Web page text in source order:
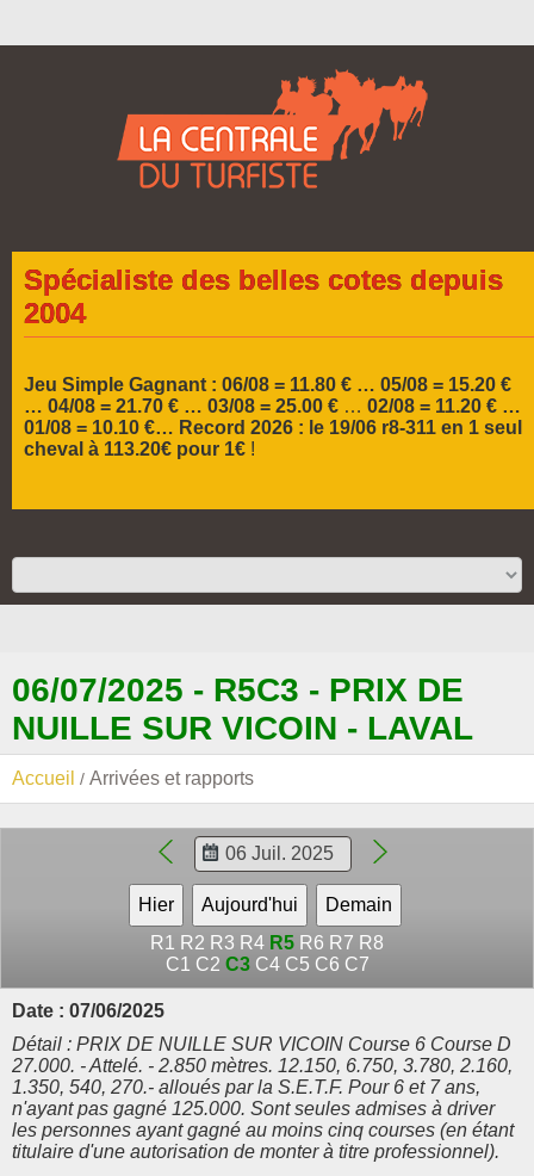
Spécialiste des belles cotes depuis
2004
Jeu Simple Gagnant : 06/08 = 11.80 € … 05/08 = 15.20 €
… 04/08 = 21.70 € … 03/08 = 25.00 € … 02/08 = 11.20 € …
01/08 = 10.10 €… Record 2026 : le 19/06 r8-311 en 1 seul
cheval à 113.20€ pour 1€ !
06/07/2025 - R5C3 - PRIX DE
NUILLE SUR VICOIN - LAVAL
Accueil Arrivées et rapports
R1 R2 R3 R4 R5 R6 R7 R8
C1 C2 C3 C4 C5 C6 C7
Date : 07/06/2025
Détail : PRIX DE NUILLE SUR VICOIN Course 6 Course D
27.000. - Attelé. - 2.850 mètres. 12.150, 6.750, 3.780, 2.160,
1.350, 540, 270.- alloués par la S.E.T.F. Pour 6 et 7 ans,
n'ayant pas gagné 125.000. Sont seules admises à driver
les personnes ayant gagné au moins cinq courses (en étant
titulaire d'une autorisation de monter à titre professionnel).